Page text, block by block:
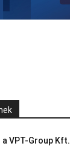
VPT-Group Kft.